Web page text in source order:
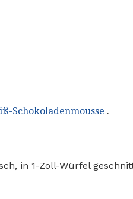
Schokoladenmousse .
in 1-Zoll-Würfel